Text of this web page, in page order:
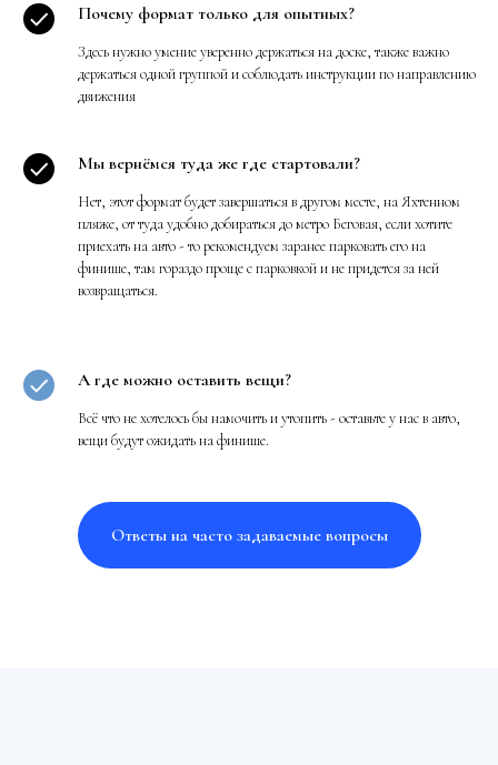
Почему формат только для опытных?
Здесь нужно умение уверенно держаться на доске, также важно
держаться одной группой и соблюдать инструкции по направлению
движения
Мы вернёмся туда же где стартовали?
Нет, этот формат будет завершаться в другом месте, на Яхтенном
пляже, от туда удобно добираться до метро Беговая, если хотите
приехать на авто - то рекомендуем заранее парковать его на
финише, там гораздо проще с парковкой и не придется за ней
возвращаться.
А где можно оставить вещи?
Всё что не хотелось бы намочить и утопить - оставьте у нас в авто,
вещи будут ожидать на финише.
Ответы на часто задаваемые вопросы